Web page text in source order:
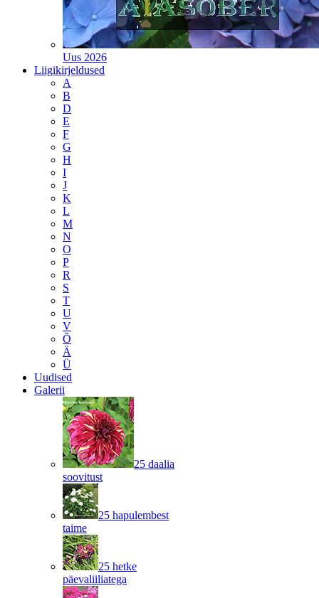
Uus 2026
Liigikirjeldused
A
B
D
E
F
G
H
I
J
K
L
M
N
O
P
R
S
T
U
V
Õ
Ä
Ü
Uudised
Galerii
25 daalia
soovitust
25 hapulembest
taime
25 hetke
päevaliiliatega